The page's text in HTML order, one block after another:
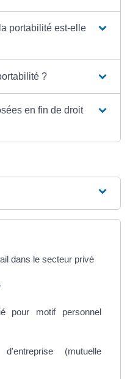
portabilité est-elle
?
en fin de droit
dans le secteur privé
pour motif personnel
(mutuelle